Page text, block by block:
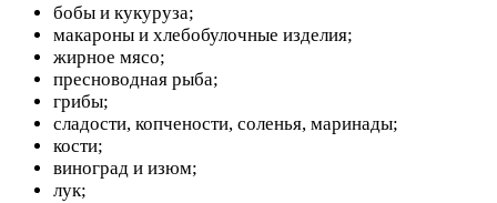
бобы и кукуруза;
макароны и хлебобулочные изделия;
жирное мясо;
пресноводная рыба;
грибы;
сладости, копчености, соленья, маринады;
кости;
виноград и изюм;
лук;